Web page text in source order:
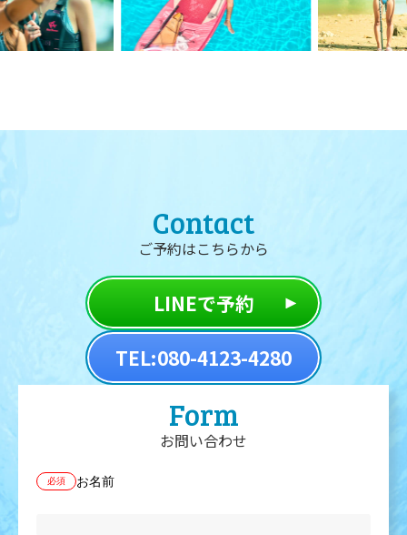
Contact
ご予約はこちらから
LINEで予約
TEL:080-4123-4280
Form
お問い合わせ
必須 お名前